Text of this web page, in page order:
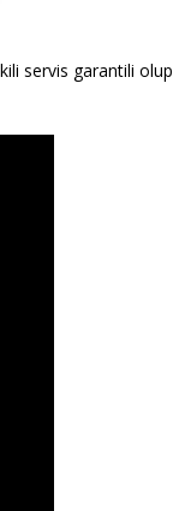
servis garantili olup